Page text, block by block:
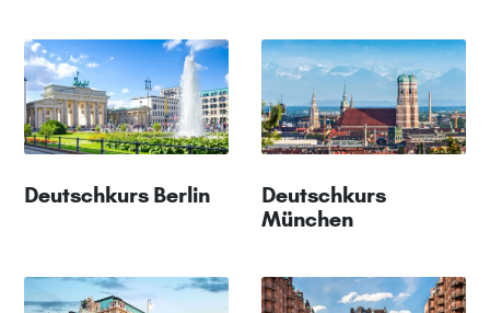
Deutschkurs Berlin
Deutschkurs
München